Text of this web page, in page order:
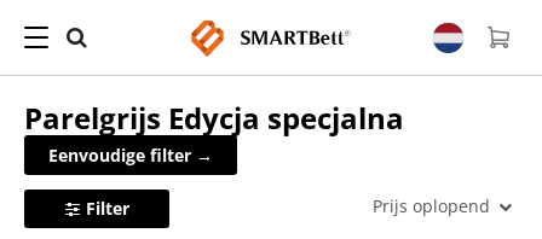
Parelgrijs Edycja specjalna
Eenvoudige filter →
Filter Prijs oplopend